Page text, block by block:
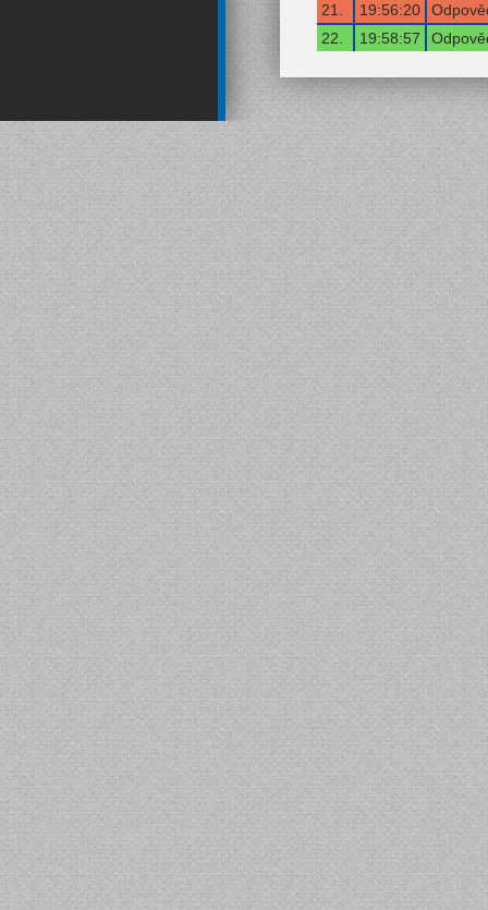
21. 19:56:20
22.
19:58:57